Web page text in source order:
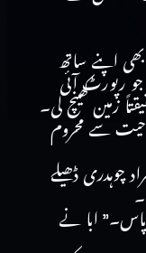
بھی اپنے ساتھ
رپورٹ آئی
زمین کھینچ لی۔
سے محروم
چوہدری ڈھیلے
پاس۔” ابا نے